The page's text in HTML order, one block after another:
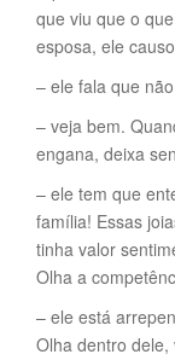
que viu que o
esposa, ele
– ele fala que
– veja bem.
engana, deixa
– ele tem que
família! Essas
tinha valor
Olha a
– ele está
Olha dentro